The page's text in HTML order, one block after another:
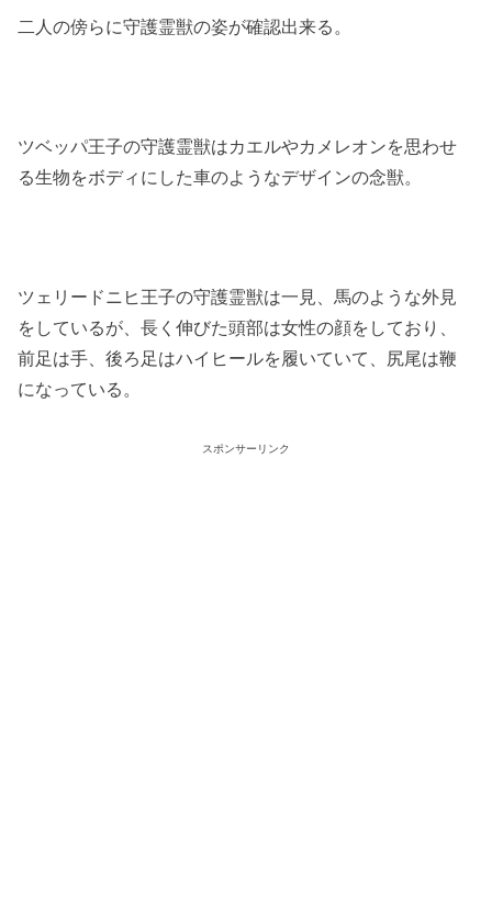
二人の傍らに守護霊獣の姿が確認出来る。
ツベッパ王子の守護霊獣はカエルやカメレオンを思わせ
る生物をボディにした車のようなデザインの念獣。
ツェリードニヒ王子の守護霊獣は一見、馬のような外見
をしているが、長く伸びた頭部は女性の顔をしており、
前足は手、後ろ足はハイヒールを履いていて、尻尾は鞭
になっている。
スポンサーリンク